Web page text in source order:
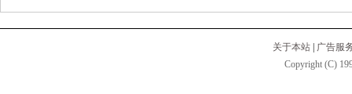
关于本站
广告服
Copyright (C)